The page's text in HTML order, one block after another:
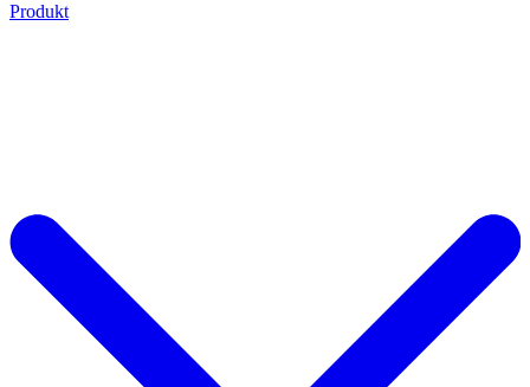
Produkt